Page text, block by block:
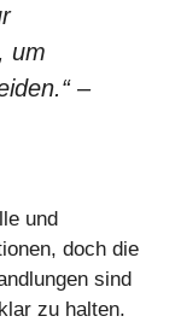
um
–
und
doch die
sind
zu halten.